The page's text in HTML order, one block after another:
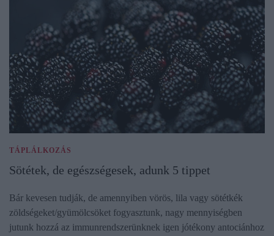
TÁPLÁLKOZÁS
Sötétek, de egészségesek, adunk 5 tippet
Bár kevesen tudják, de amennyiben vörös, lila vagy sötétkék
zöldségeket/gyümölcsöket fogyasztunk, nagy mennyiségben
jutunk hozzá az immunrendszerünknek igen jótékony antociánhoz